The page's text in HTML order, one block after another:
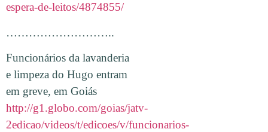
espera-de-leitos/4874855/
………………………..
Funcionários da lavanderia
e limpeza do Hugo entram
em greve, em Goiás
http://g1.globo.com/goias/jatv-
2edicao/videos/t/edicoes/v/funcionarios-